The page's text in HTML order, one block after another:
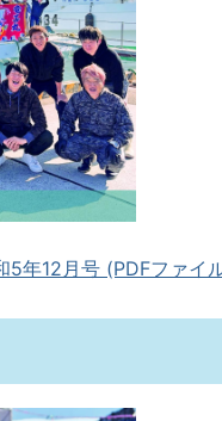
5年12月号 (PDFファイ